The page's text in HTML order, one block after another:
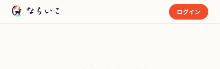
ログイン